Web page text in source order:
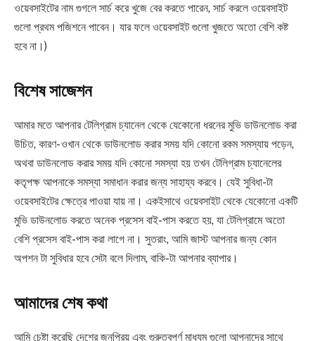
ওয়েবসাইটের নাম গুগলে সার্চ করে খুজে বের করতে পারেন, সার্চ করলে ওয়েবসাইট
গুলো প্রথম পজিশনে পাবেন। যার ফলে ওয়েবসাইট গুলো খুজতে অতো বেশি কষ্ট
হবে না।)
বিশেষ সাজেশন
আমার মতে আপনার টেলিগ্রাম চ্যানেল থেকে যেকোনো ধরনের মুভি ডাউনলোড করা
উচিত, কারণ- ওখান থেকে ডাউনলোড করার সময় যদি কোনো রকম সমস্যায় পড়েন,
অথবা ডাউনলোড করার সময় যদি কোনো সমস্যা হয় তখন টেলিগ্রাম চ্যানেলের
কতৃপক্ষ আপনাকে সমস্যা সমাধান করার জন্য সাহায্য করবে। যেই সুবিধা-টা
ওয়েবসাইটের ক্ষেত্রে পাওয়া যায় না। একইসাথে ওয়েবসাইট থেকে যেকোনো একটি
মুভি ডাউনলোড করতে অনেক প্রসেস বাই-পাস করতে হয়, যা টেলিগ্রামে অতো
বেশি প্রসেস বাই-পাস করা লাগে না। সুতরাং, আমি জাস্ট আপনার জন্য কোন
অপশন টা সুবিধার হবে সেটা বলে দিলাম, বাকি-টা আপনার ব্যাপার।
আমাদের শেষ কথা
আমি চেষ্টা করেছি দেশের জনপ্রিয় এবং গুরুত্বপূর্ণ মাধ্যম গুলো আপনাদের সাথে